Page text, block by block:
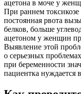
ацетона в моче у
При раннем
постоянная рвота
белков, больше
ацетоном у женщин
Выявление этой
о серьезных
при беременности
пациентка нуждается